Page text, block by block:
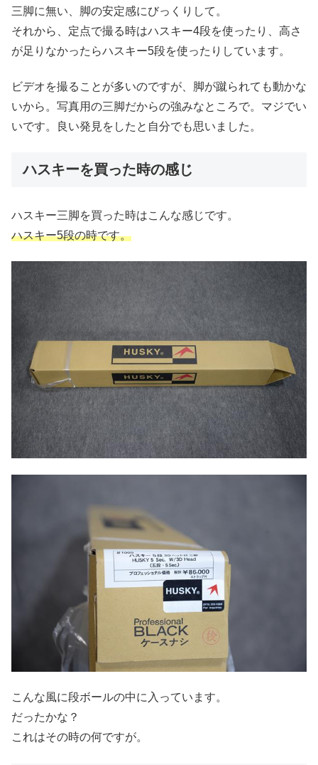
三脚に無い、脚の安定感にびっくりして。
それから、定点で撮る時はハスキー4段を使ったり、高さ
が足りなかったらハスキー5段を使ったりしています。
ビデオを撮ることが多いのですが、脚が蹴られても動かな
いから。写真用の三脚だからの強みなところで。マジでい
いです。良い発見をしたと自分でも思いました。
ハスキーを買った時の感じ
ハスキー三脚を買った時はこんな感じです。
ハスキー5段の時です。
こんな風に段ボールの中に入っています。
だったかな？
これはその時の何ですが。